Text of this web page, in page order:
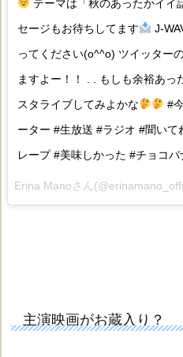
テーマは「秋のあったかイイ
セージもお待ちしてます
J-
ってください(o^^o) ツイッター
ますよー！！ . . もしも余裕あっ
スタライブしてみよかな
#
ーター #生放送 #ラジオ #聞い
レープ #美味しかった #チョコ
Erina Manoさん
主演映画がお蔵入り？